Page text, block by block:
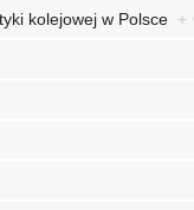
kolejowej w Polsce +